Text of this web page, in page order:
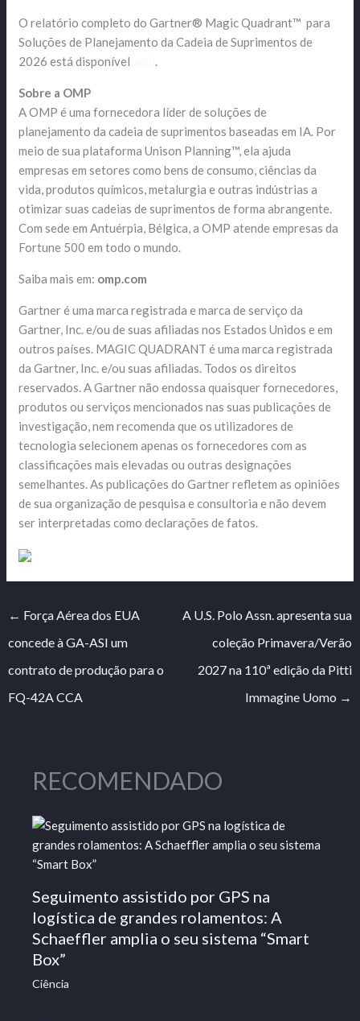
O relatório completo do Gartner® Magic Quadrant™ para
Soluções de Planejamento da Cadeia de Suprimentos de
2026 está disponível
Sobre a OMP
A OMP é uma fornecedora líder de soluções de
planejamento da cadeia de suprimentos baseadas em IA. Por
meio de sua plataforma Unison Planning™, ela ajuda
empresas em setores como bens de consumo, ciências da
vida, produtos químicos, metalurgia e outras indústrias a
otimizar suas cadeias de suprimentos de forma abrangente.
Com sede em Antuérpia, Bélgica, a OMP atende empresas da
Fortune 500 em todo o mundo.
Saiba mais em: omp.com
Gartner é uma marca registrada e marca de serviço da
Gartner, Inc. e/ou de suas afiliadas nos Estados Unidos e em
outros países. MAGIC QUADRANT é uma marca registrada
da Gartner, Inc. e/ou suas afiliadas. Todos os direitos
reservados. A Gartner não endossa quaisquer fornecedores,
produtos ou serviços mencionados nas suas publicações de
investigação, nem recomenda que os utilizadores de
tecnologia selecionem apenas os fornecedores com as
classificações mais elevadas ou outras designações
semelhantes. As publicações do Gartner refletem as opiniões
de sua organização de pesquisa e consultoria e não devem
ser interpretadas como declarações de fatos.
← Força Aérea dos EUA
concede à GA-ASI um
contrato de produção para o
FQ-42A CCA
A U.S. Polo Assn. apresenta sua
coleção Primavera/Verão
2027 na 110ª edição da Pitti
Immagine Uomo →
RECOMENDADO
Seguimento assistido por GPS na
logística de grandes rolamentos: A
Schaeffler amplia o seu sistema “Smart
Box”
Ciência